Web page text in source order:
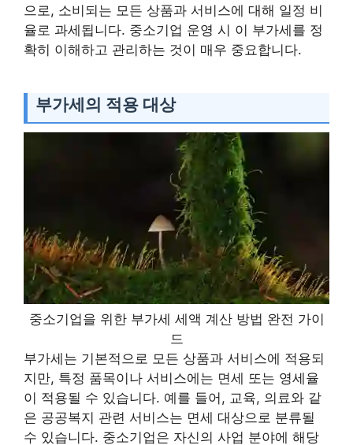
으로, 소비되는 모든 상품과 서비스에 대해 일정 비
율로 과세됩니다. 중소기업 운영 시 이 부가세를 정
확히 이해하고 관리하는 것이 매우 중요합니다.
부가세의 적용 대상
중소기업을 위한 부가세 세액 계산 방법 완전 가이
드
부가세는 기본적으로 모든 상품과 서비스에 적용되
지만, 특정 품목이나 서비스에는 면세 또는 영세율
이 적용될 수 있습니다. 예를 들어, 교육, 의료와 같
은 공공복지 관련 서비스는 면세 대상으로 분류될
수 있습니다. 중소기업은 자신의 사업 분야에 해당